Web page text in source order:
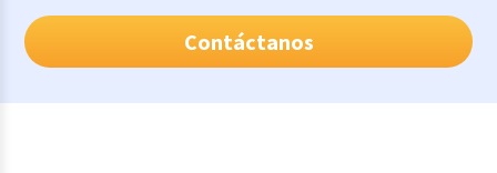
Contáctanos